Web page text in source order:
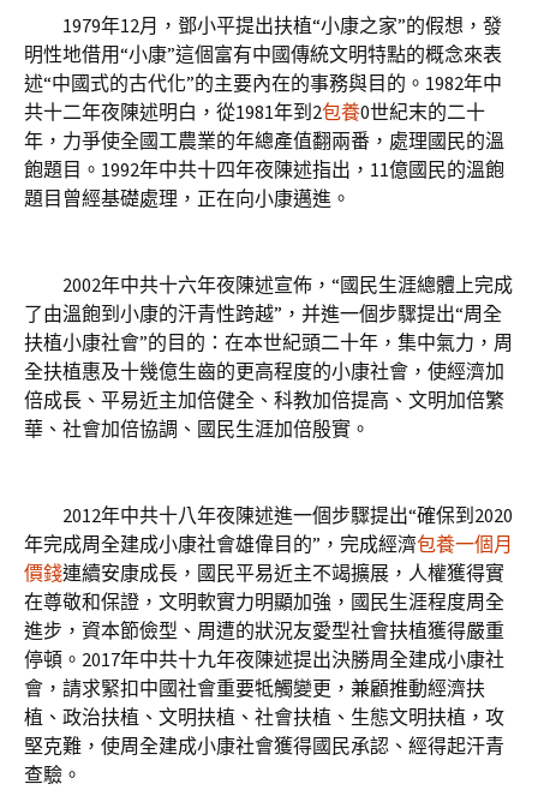
1979年12月，鄧小平提出扶植“小康之家”的假想，發
明性地借用“小康”這個富有中國傳統文明特點的概念來表
述“中國式的古代化”的主要內在的事務與目的。1982年中
共十二年夜陳述明白，從1981年到2包養0世紀末的二十
年，力爭使全國工農業的年總產值翻兩番，處理國民的溫
飽題目。1992年中共十四年夜陳述指出，11億國民的溫飽
題目曾經基礎處理，正在向小康邁進。
2002年中共十六年夜陳述宣佈，“國民生涯總體上完成
了由溫飽到小康的汗青性跨越”，并進一個步驟提出“周全
扶植小康社會”的目的：在本世紀頭二十年，集中氣力，周
全扶植惠及十幾億生齒的更高程度的小康社會，使經濟加
倍成長、平易近主加倍健全、科教加倍提高、文明加倍繁
華、社會加倍協調、國民生涯加倍殷實。
2012年中共十八年夜陳述進一個步驟提出“確保到2020
年完成周全建成小康社會雄偉目的”，完成經濟包養一個月
價錢連續安康成長，國民平易近主不竭擴展，人權獲得實
在尊敬和保證，文明軟實力明顯加強，國民生涯程度周全
進步，資本節儉型、周遭的狀況友愛型社會扶植獲得嚴重
停頓。2017年中共十九年夜陳述提出決勝周全建成小康社
會，請求緊扣中國社會重要牴觸變更，兼顧推動經濟扶
植、政治扶植、文明扶植、社會扶植、生態文明扶植，攻
堅克難，使周全建成小康社會獲得國民承認、經得起汗青
查驗。